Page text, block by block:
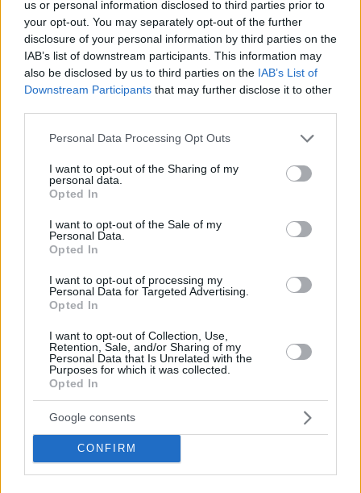
us or personal information disclosed to third parties prior to
your opt-out. You may separately opt-out of the further
disclosure of your personal information by third parties on the
IAB’s list of downstream participants. This information may
also be disclosed by us to third parties on the IAB’s List of
Downstream Participants that may further disclose it to other
Please note that this website/app uses one or more Google
not limited to your visit or usage behaviour. You may click to
grant or deny consent to Google and its third-party tags to
use your data for below specified purposes in below Google
consent section.
Personal Data Processing Opt Outs
I want to opt-out of the Sharing of my
personal data.
Opted In
I want to opt-out of the Sale of my
Personal Data.
Opted In
I want to opt-out of processing my
Personal Data for Targeted Advertising.
Opted In
I want to opt-out of Collection, Use,
Retention, Sale, and/or Sharing of my
Personal Data that Is Unrelated with the
Purposes for which it was collected.
Opted In
Google consents
CONFIRM
Hirdetés
Hirdetés